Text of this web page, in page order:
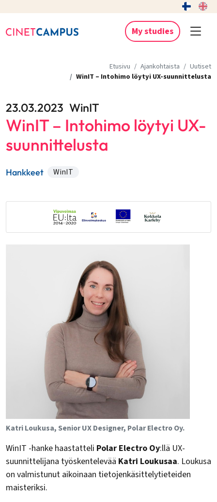
My studies
Etusivu Ajankohtaista
Uutiset
WinIT – Intohimo löytyi UX-suunnittelusta
23.03.2023 WinIT
WinIT – Intohimo löytyi UX-
suunnittelusta
Hankkeet WinIT
Katri Loukusa, Senior UX Designer, Polar Electro Oy.
WinIT -hanke haastatteli Polar Electro Oy:llä UX-
suunnittelijana työskentelevää Katri Loukusaa. Loukusa
on valmistunut aikoinaan tietojenkäsittelytieteiden
maisteriksi.